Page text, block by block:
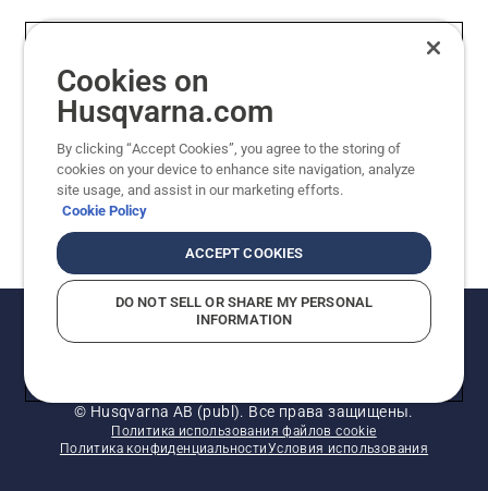
Компания Husqvarna приняла решение
остановить продажи в России с 1 января 2023
года. Информацию о гарантийном
обслуживании вы можете получить в разделе
Помощь »
© Husqvarna AB (publ). Все права защищены.
Политика использования файлов cookie
Политика конфиденциальностиУсловия использования
Cookies on
Husqvarna.com
By clicking “Accept Cookies”, you agree to the storing of
cookies on your device to enhance site navigation, analyze
site usage, and assist in our marketing efforts.
Cookie Policy
ACCEPT COOKIES
DO NOT SELL OR SHARE MY PERSONAL
INFORMATION